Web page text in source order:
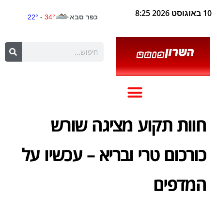
10 באוגוסט 2026 8:25
חוות תקוע מציגה שורש
כורכום טרי ובריא – עכשיו על
המדפים